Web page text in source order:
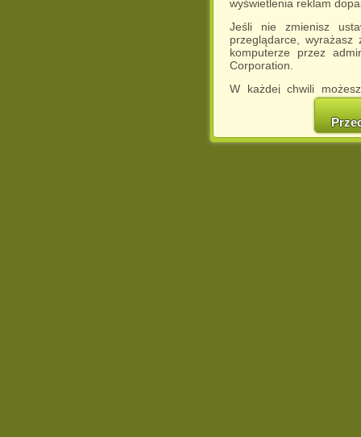
wyświetlenia reklam
Jeśli nie zmienisz
przeglądarce,
komputerze przez
Corporation.
W każdej chwili
cookies w swojej
w naszej
http://chomikuj.pl/